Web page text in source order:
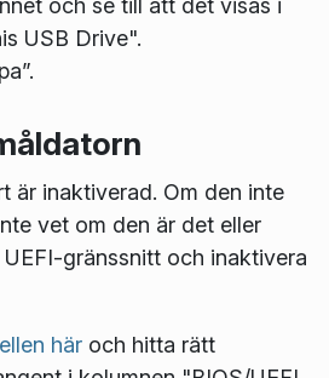
och se till att det visas i
USB Drive".
är inaktiverad. Om den inte
vet om den är det eller
gränssnitt och inaktivera
här och hitta rätt